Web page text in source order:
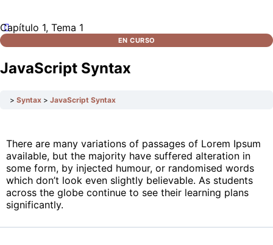
Capítulo 1, Tema 1
EN CURSO
JavaScript Syntax
Syntax JavaScript Syntax
There are many variations of passages of Lorem Ipsum
available, but the majority have suffered alteration in
some form, by injected humour, or randomised words
which don’t look even slightly believable. As students
across the globe continue to see their learning plans
significantly.